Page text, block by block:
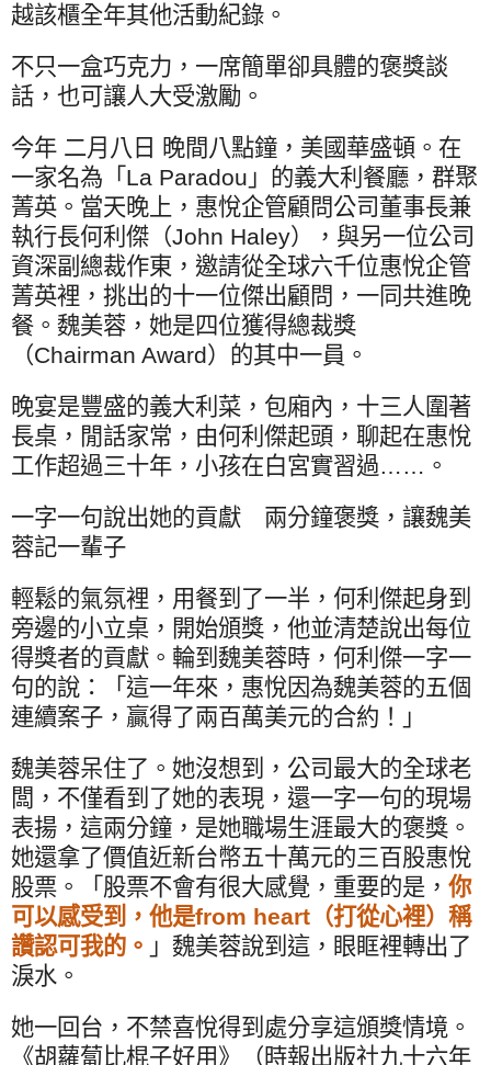
越該櫃全年其他活動紀錄。
不只一盒巧克力，一席簡單卻具體的褒獎談
話，也可讓人大受激勵。
今年 二月八日 晚間八點鐘，美國華盛頓。在
一家名為「 La Paradou 」的義大利餐廳，群聚
菁英。當天晚上，惠悅企管顧問公司董事長兼
執行長何利傑（John Haley），與另一位公司
資深副總裁作東，邀請從全球六千位惠悅企管
菁英裡，挑出的十一位傑出顧問，一同共進晚
餐。魏美蓉，她是四位獲得總裁獎
（Chairman Award）的其中一員。
晚宴是豐盛的義大利菜，包廂內，十三人圍著
長桌，閒話家常，由何利傑起頭，聊起在惠悅
工作超過三十年，小孩在白宮實習過……。
一字一句說出她的貢獻 兩分鐘褒獎，讓魏美
蓉記一輩子
輕鬆的氣氛裡，用餐到了一半，何利傑起身到
旁邊的小立桌，開始頒獎，他並清楚說出每位
得獎者的貢獻。輪到魏美蓉時，何利傑一字一
句的說：「這一年來，惠悅因為魏美蓉的五個
連續案子，贏得了兩百萬美元的合約！」
魏美蓉呆住了。她沒想到，公司最大的全球老
闆，不僅看到了她的表現，還一字一句的現場
表揚，這兩分鐘，是她職場生涯最大的褒獎。
她還拿了價值近新台幣五十萬元的三百股惠悅
股票。「股票不會有很大感覺，重要的是， 你
可以感受到，他是from heart （打從心裡）稱
讚認可我的。 」魏美蓉說到這，眼眶裡轉出了
淚水。
她一回台，不禁喜悅得到處分享這頒獎情境。
《胡蘿蔔比棍子好用》（時報出版社九十六年